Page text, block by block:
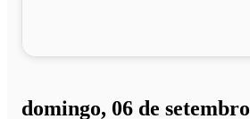
domingo, 06 de setembro